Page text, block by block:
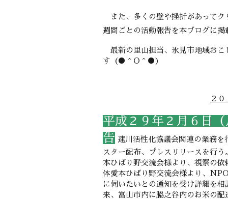
また、多くの壁や挫折があってク
週間ごとの活動報告を本ブログに掲
最新の里山担当、氷見市地域お
す（●＾O＾●）
２
平成２９年２月６日
告 速川活性化協議会関連の業務
スター配布、プレスリリースを行
本ひばり野交流会様より、視察の
体愛本ひばり野交流会様より、
に伺いたいとの通知を受け詳細を
来、富山市内に脇之谷内のお米の